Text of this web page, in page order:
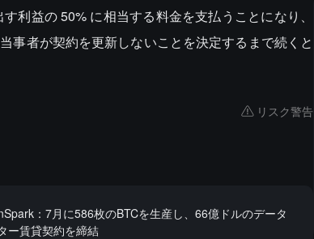
利益の 50% に相当する料金を支払うことになり、
事者が契約を更新しないことを決定するまで続くと
リスク警告
：7月に586枚のBTCを生産し、66億ドルのデータ
ー賃貸契約を締結